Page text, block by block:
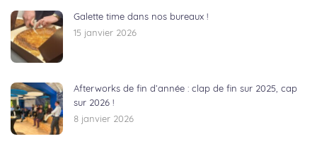
Galette time dans nos bureaux !
15 janvier 2026
Afterworks de fin d’année : clap de fin sur 2025, cap
sur 2026 !
8 janvier 2026